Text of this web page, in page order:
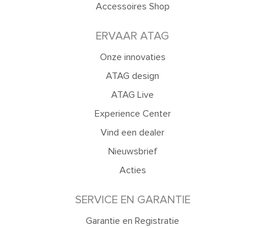
Accessoires Shop
ERVAAR ATAG
Onze innovaties
ATAG design
ATAG Live
Experience Center
Vind een dealer
Nieuwsbrief
Acties
SERVICE EN GARANTIE
Garantie en Registratie